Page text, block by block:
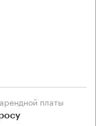
арендной платы